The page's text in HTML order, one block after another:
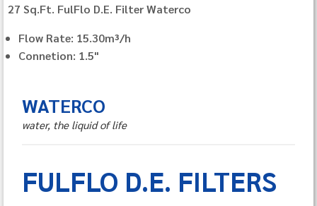
27 Sq.Ft. FulFlo D.E. Filter Waterco
Flow Rate: 15.30m³/h
Connetion: 1.5"
WATERCO
water, the liquid of life
FULFLO D.E. FILTERS